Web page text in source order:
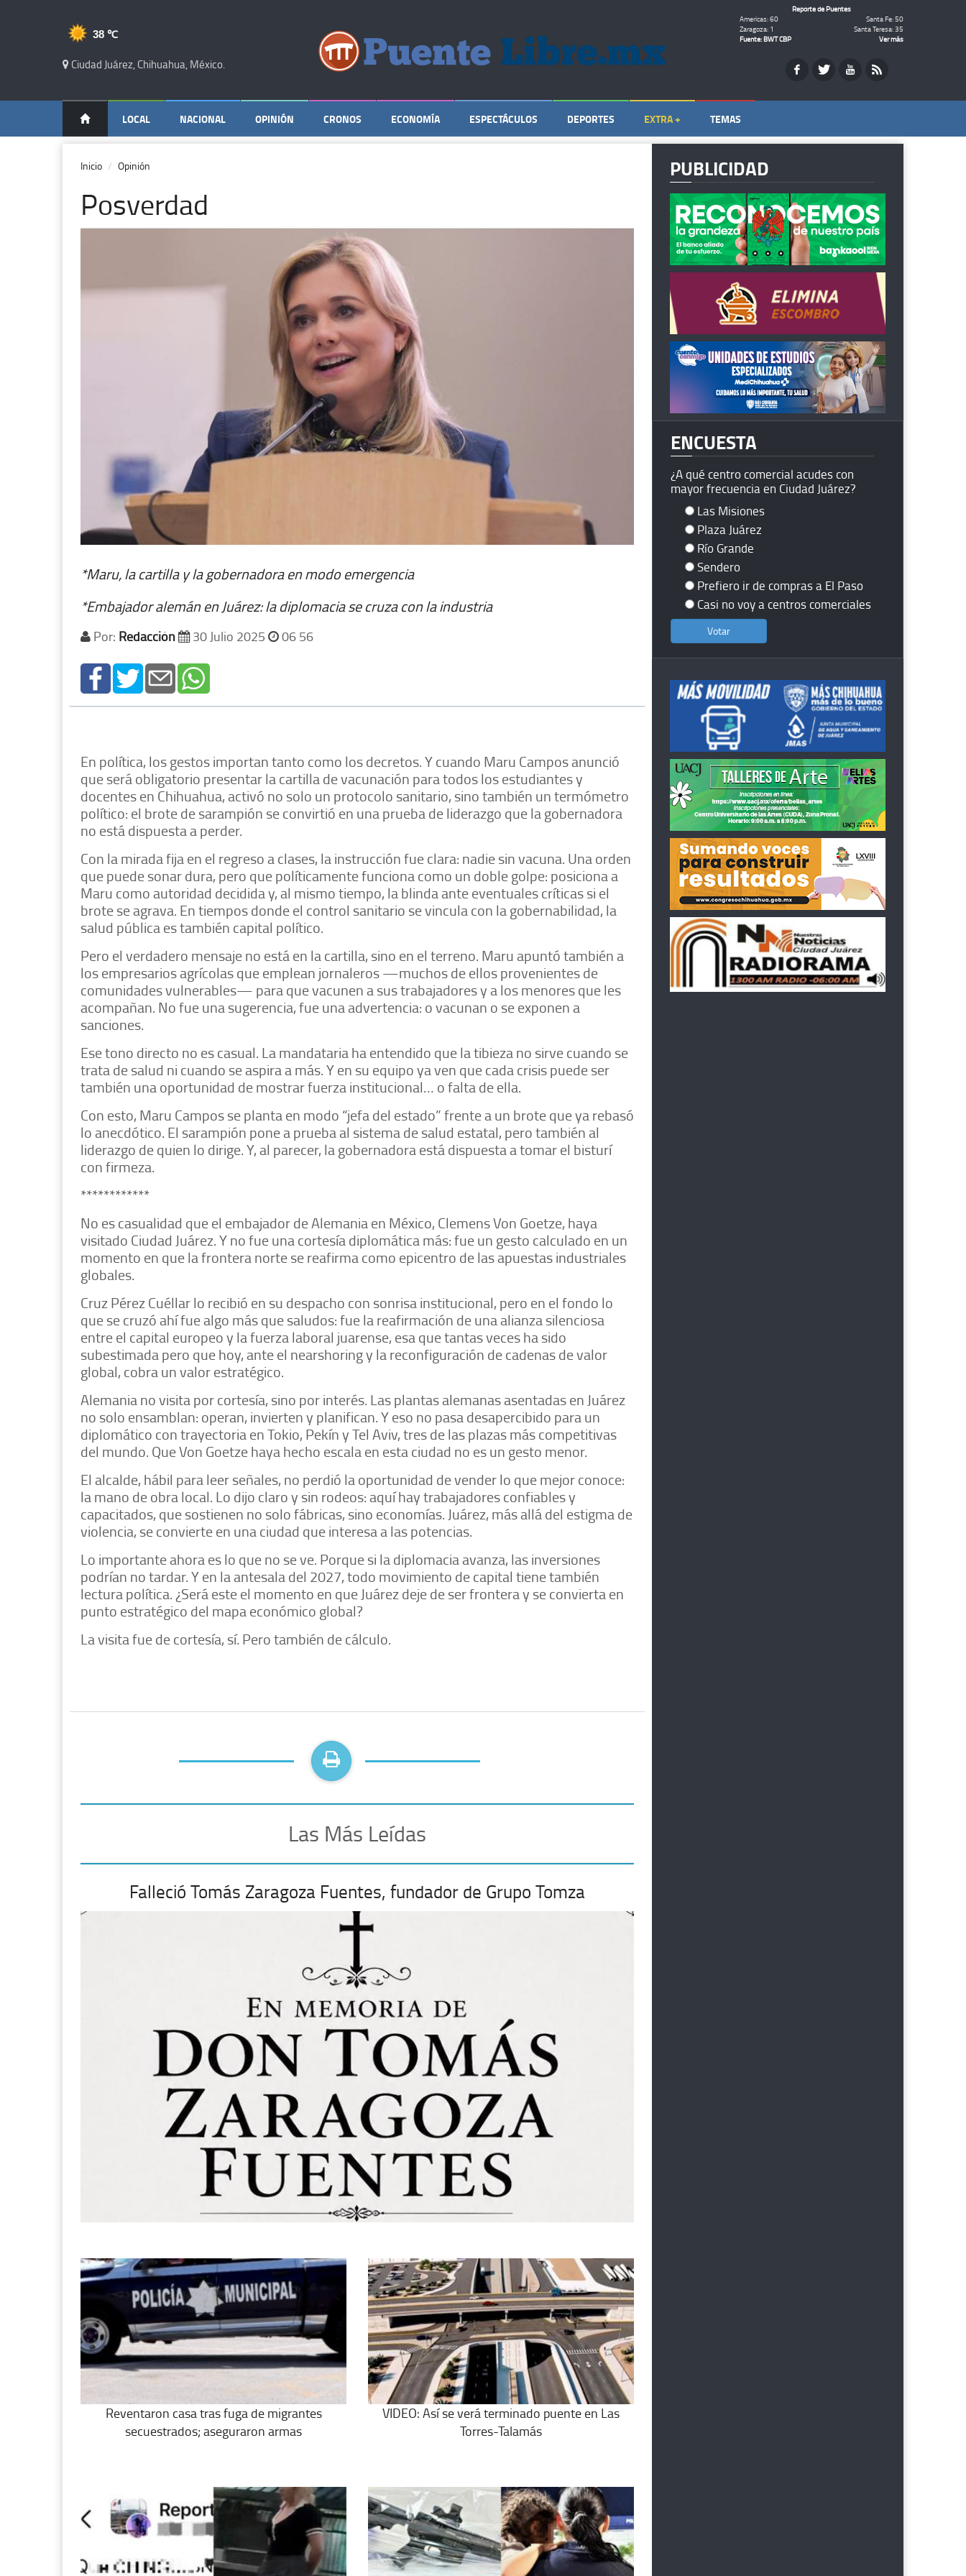
38 ℃
Ciudad Juárez, Chihuahua, México.
Reporte de Puentes
Americas: 60
Santa Fe: 50
Zaragoza: 1
Santa Teresa: 35
Fuente: BWT CBP
Ver más
LOCAL NACIONAL OPINIÓN CRONOS ECONOMÍA ESPECTÁCULOS DEPORTES EXTRA + TEMAS
Inicio Opinión
Posverdad
*Maru, la cartilla y la gobernadora en modo emergencia
*Embajador alemán en Juárez: la diplomacia se cruza con la industria
Por: Redacción 30 Julio 2025 06 56
En política, los gestos importan tanto como los decretos. Y cuando Maru Campos anunció
que será obligatorio presentar la cartilla de vacunación para todos los estudiantes y
docentes en Chihuahua, activó no solo un protocolo sanitario, sino también un termómetro
político: el brote de sarampión se convirtió en una prueba de liderazgo que la gobernadora
no está dispuesta a perder.
Con la mirada fija en el regreso a clases, la instrucción fue clara: nadie sin vacuna. Una orden
que puede sonar dura, pero que políticamente funciona como un doble golpe: posiciona a
Maru como autoridad decidida y, al mismo tiempo, la blinda ante eventuales críticas si el
brote se agrava. En tiempos donde el control sanitario se vincula con la gobernabilidad, la
salud pública es también capital político.
Pero el verdadero mensaje no está en la cartilla, sino en el terreno. Maru apuntó también a
los empresarios agrícolas que emplean jornaleros —muchos de ellos provenientes de
comunidades vulnerables— para que vacunen a sus trabajadores y a los menores que les
acompañan. No fue una sugerencia, fue una advertencia: o vacunan o se exponen a
sanciones.
Ese tono directo no es casual. La mandataria ha entendido que la tibieza no sirve cuando se
trata de salud ni cuando se aspira a más. Y en su equipo ya ven que cada crisis puede ser
también una oportunidad de mostrar fuerza institucional… o falta de ella.
Con esto, Maru Campos se planta en modo “jefa del estado” frente a un brote que ya rebasó
lo anecdótico. El sarampión pone a prueba al sistema de salud estatal, pero también al
liderazgo de quien lo dirige. Y, al parecer, la gobernadora está dispuesta a tomar el bisturí
con firmeza.
************
No es casualidad que el embajador de Alemania en México, Clemens Von Goetze, haya
visitado Ciudad Juárez. Y no fue una cortesía diplomática más: fue un gesto calculado en un
momento en que la frontera norte se reafirma como epicentro de las apuestas industriales
globales.
Cruz Pérez Cuéllar lo recibió en su despacho con sonrisa institucional, pero en el fondo lo
que se cruzó ahí fue algo más que saludos: fue la reafirmación de una alianza silenciosa
entre el capital europeo y la fuerza laboral juarense, esa que tantas veces ha sido
subestimada pero que hoy, ante el nearshoring y la reconfiguración de cadenas de valor
global, cobra un valor estratégico.
Alemania no visita por cortesía, sino por interés. Las plantas alemanas asentadas en Juárez
no solo ensamblan: operan, invierten y planifican. Y eso no pasa desapercibido para un
diplomático con trayectoria en Tokio, Pekín y Tel Aviv, tres de las plazas más competitivas
del mundo. Que Von Goetze haya hecho escala en esta ciudad no es un gesto menor.
El alcalde, hábil para leer señales, no perdió la oportunidad de vender lo que mejor conoce:
la mano de obra local. Lo dijo claro y sin rodeos: aquí hay trabajadores confiables y
capacitados, que sostienen no solo fábricas, sino economías. Juárez, más allá del estigma de
violencia, se convierte en una ciudad que interesa a las potencias.
Lo importante ahora es lo que no se ve. Porque si la diplomacia avanza, las inversiones
podrían no tardar. Y en la antesala del 2027, todo movimiento de capital tiene también
lectura política. ¿Será este el momento en que Juárez deje de ser frontera y se convierta en
punto estratégico del mapa económico global?
La visita fue de cortesía, sí. Pero también de cálculo.
Las Más Leídas
Falleció Tomás Zaragoza Fuentes, fundador de Grupo Tomza
Reventaron casa tras fuga de migrantes
secuestrados; aseguraron armas
VIDEO: Así se verá terminado puente en Las
Torres-Talamás
PUBLICIDAD
ENCUESTA
¿A qué centro comercial acudes con
mayor frecuencia en Ciudad Juárez?
Las Misiones
Plaza Juárez
Río Grande
Sendero
Prefiero ir de compras a El Paso
Casi no voy a centros comerciales